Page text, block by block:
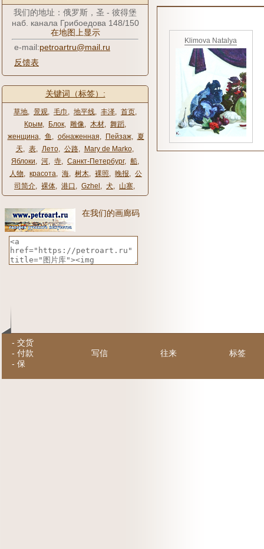
我们的地址：俄罗斯，圣 - 彼得堡
наб. канала Грибоедова 148/150
在地图上显示
e-mail:petroartru@mail.ru
反馈表
关键词（标签）:
草地, 景观, 毛巾 , 地平线, 丰泽, 首页,
Крым, Блок, 雕像, 木材, 舞蹈,
женщина, 鱼 , обнаженная, Пейзаж, 夏
天, 表, Лето, 公路, Mary de Marko,
Яблоки, 河, 寺, Санкт-Петербург, 船,
人物, красота, 海, 树木, 裸照, 晚报, 公
司简介, 裸体, 港口 , Gzhel , 犬, 山寨,
在我们的画廊码
Klimova Natalya
- 交货
- 付款
- 保
写信 往来 标签